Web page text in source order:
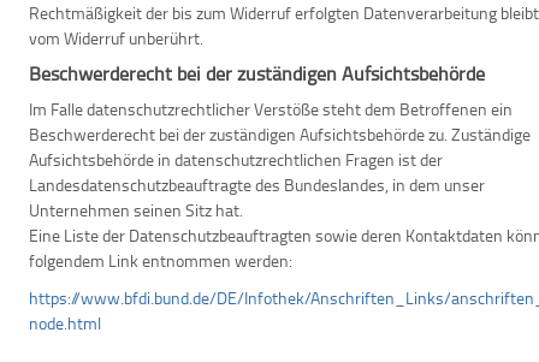
Rechtmäßigkeit der bis zum Widerruf erfolgten Datenverarbeitung bleibt
vom Widerruf unberührt.
Beschwerderecht bei der zuständigen Aufsichtsbehörde
Im Falle datenschutzrechtlicher Verstöße steht dem Betroffenen ein
Beschwerderecht bei der zuständigen Aufsichtsbehörde zu. Zuständige
Aufsichtsbehörde in datenschutzrechtlichen Fragen ist der
Landesdatenschutzbeauftragte des Bundeslandes, in dem unser
Unternehmen seinen Sitz hat.
Eine Liste der Datenschutzbeauftragten sowie deren Kontaktdaten
folgendem Link entnommen werden:
https://www.bfdi.bund.de/DE/Infothek/Anschriften_Links/
node.html